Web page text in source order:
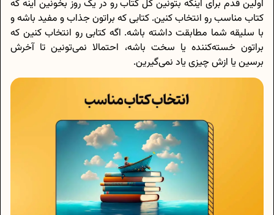
اولین قدم برای اینکه بتونین کل کتاب رو در یک روز بخونین اینه که
کتاب مناسب رو انتخاب کنین. کتابی که براتون جذاب و مفید باشه و
با سلیقه شما مطابقت داشته باشه. اگه کتابی رو انتخاب کنین که
براتون خسته‌کننده یا سخت باشه، احتمالا نمی‌تونین تا آخرش
برسین یا ازش چیزی یاد نمی‌گیرین.